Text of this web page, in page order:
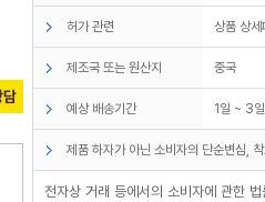
허가 관련 상품 상
제조국 또는 원산지 중국
예상 배송기간 1일 ~ 3
제품 하자가 아닌 소비자의 단순변심,
전자상 거래 등에서의 소비자에 관한